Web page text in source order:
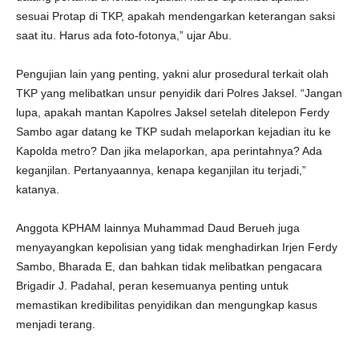
sesuai Protap di TKP, apakah mendengarkan keterangan saksi
saat itu. Harus ada foto-fotonya,” ujar Abu.
Pengujian lain yang penting, yakni alur prosedural terkait olah
TKP yang melibatkan unsur penyidik dari Polres Jaksel. “Jangan
lupa, apakah mantan Kapolres Jaksel setelah ditelepon Ferdy
Sambo agar datang ke TKP sudah melaporkan kejadian itu ke
Kapolda metro? Dan jika melaporkan, apa perintahnya? Ada
keganjilan. Pertanyaannya, kenapa keganjilan itu terjadi,”
katanya.
Anggota KPHAM lainnya Muhammad Daud Berueh juga
menyayangkan kepolisian yang tidak menghadirkan Irjen Ferdy
Sambo, Bharada E, dan bahkan tidak melibatkan pengacara
Brigadir J. Padahal, peran kesemuanya penting untuk
memastikan kredibilitas penyidikan dan mengungkap kasus
menjadi terang.